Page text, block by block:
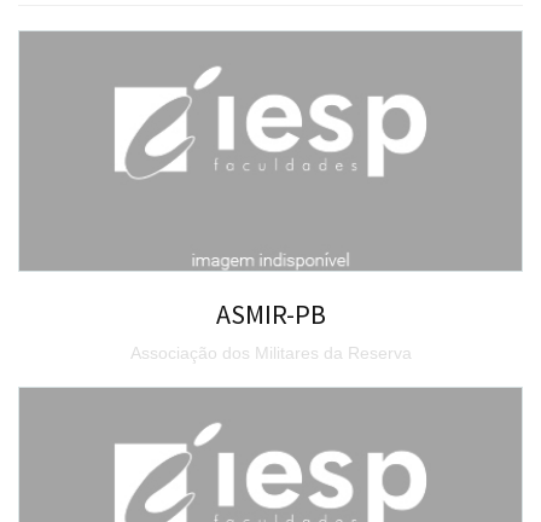
ASMIR-PB
Associação dos Militares da Reserva